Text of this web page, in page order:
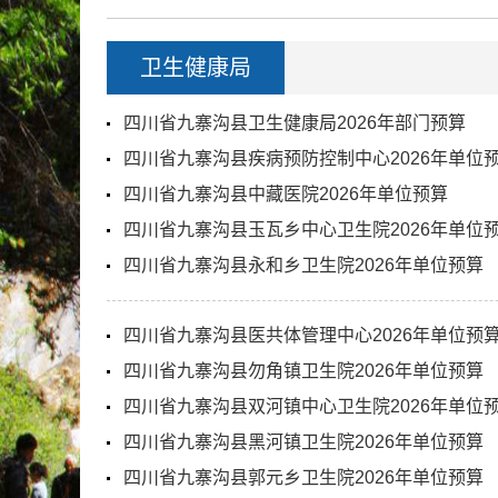
卫生健康局
四川省九寨沟县卫生健康局2026年部门预算
四川省九寨沟县疾病预防控制中心2026年单位
四川省九寨沟县中藏医院2026年单位预算
四川省九寨沟县玉瓦乡中心卫生院2026年单位
四川省九寨沟县永和乡卫生院2026年单位预算
四川省九寨沟县医共体管理中心2026年单位预
四川省九寨沟县勿角镇卫生院2026年单位预算
四川省九寨沟县双河镇中心卫生院2026年单位
四川省九寨沟县黑河镇卫生院2026年单位预算
四川省九寨沟县郭元乡卫生院2026年单位预算